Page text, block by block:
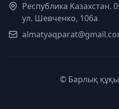
Республика Казахстан.
ул. Шевченко, 106а
© Барлық